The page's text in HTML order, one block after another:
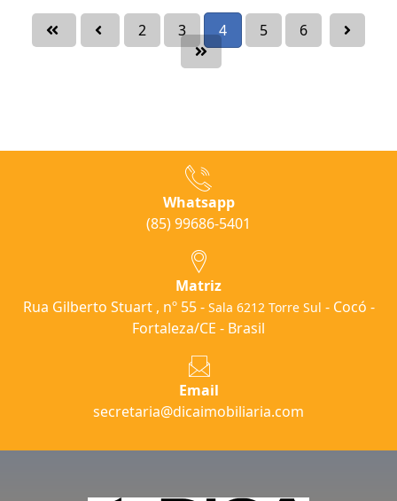
2 3 4 5 6
Whatsapp
(85) 99686-5401
Matriz
Rua Gilberto Stuart , nº 55 - Sala 6212 Torre Sul - Cocó -
Fortaleza/CE - Brasil
Email
secretaria@dicaimobiliaria.com